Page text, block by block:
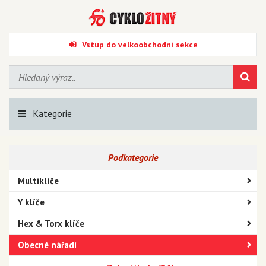
Vstup do velkoobchodní sekce
Kategorie
Podkategorie
Multiklíče
Y klíče
Hex & Torx klíče
Obecné nářadí